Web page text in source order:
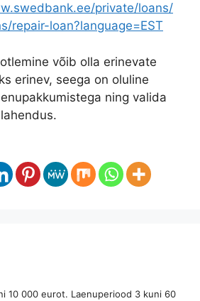
private/loans/
repair-loan?language=EST
võib olla erinevate
erinev, seega on oluline
ning valida
10 000 eurot. Laenuperiood 3 kuni 60